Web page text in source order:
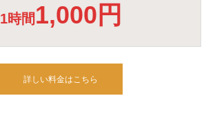
1時間1,000円
詳しい料金はこちら